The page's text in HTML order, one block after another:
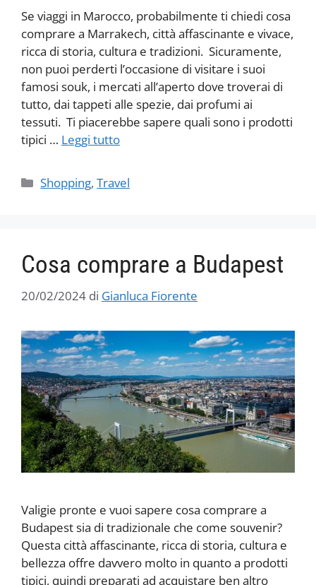
Se viaggi in Marocco, probabilmente ti chiedi cosa
comprare a Marrakech, città affascinante e vivace,
ricca di storia, cultura e tradizioni. Sicuramente,
non puoi perderti l’occasione di visitare i suoi
famosi souk, i mercati all’aperto dove troverai di
tutto, dai tappeti alle spezie, dai profumi ai
tessuti. Ti piacerebbe sapere quali sono i prodotti
tipici … Leggi tutto
Categorie
Shopping,Travel
Cosa comprare a Budapest
20/02/2024 di Gianluca Fiorente
Valigie pronte e vuoi sapere cosa comprare a
Budapest sia di tradizionale che come souvenir?
Questa città affascinante, ricca di storia, cultura e
bellezza offre davvero molto in quanto a prodotti
tipici, quindi preparati ad acquistare ben altro